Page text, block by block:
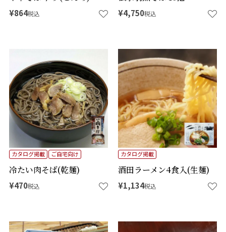
¥864税込 ¥4,750税込
冷たい肉そば(乾麺)
カタログ掲載 ご自宅向け
¥470税込
酒田ラーメン4食入(生麺)
カタログ掲載
¥1,134税込